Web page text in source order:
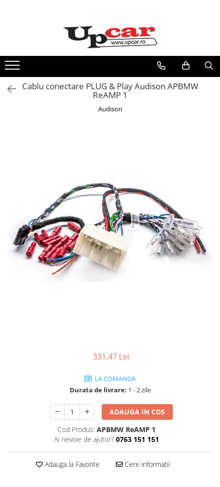
Toate Produsele
Tricicluri Electrice
ATV-uri Electrice
Trotinete Electrice
Electrocasnice Mici
Audio & Video
Cablu conectare PLUG & Play Audison APBMW
ReAMP 1
Audison
331,47 Lei
LA COMANDA
Durata de livrare: 1 - 2 zile
ADAUGA IN COS
Cod Produs: APBMW ReAMP 1
Ai nevoie de ajutor? 0763 151 151
Adauga la Favorite Cere informatii